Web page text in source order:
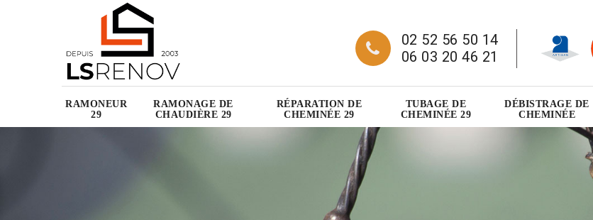
02 52 56 50 14
06 03 20 46 21
RAMONEUR
29
RAMONAGE DE
CHAUDIÈRE 29
RÉPARATION DE
CHEMINÉE 29
TUBAGE DE
CHEMINÉE 29
DÉBISTRAGE DE
CHEMINÉE